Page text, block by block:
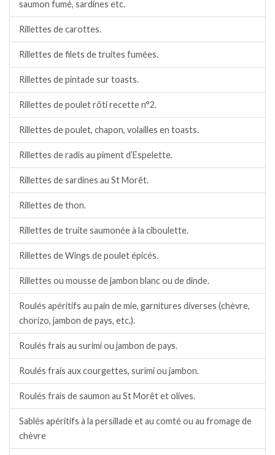
saumon fumé, sardines etc.
Rillettes de carottes.
Rillettes de filets de truites fumées.
Rillettes de pintade sur toasts.
Rillettes de poulet rôti recette n°2.
Rillettes de poulet, chapon, volailles en toasts.
Rillettes de radis au piment d’Espelette.
Rillettes de sardines au St Morêt.
Rillettes de thon.
Rillettes de truite saumonée à la ciboulette.
Rillettes de Wings de poulet épicés.
Rillettes ou mousse de jambon blanc ou de dinde.
Roulés apéritifs au pain de mie, garnitures diverses (chèvre,
chorizo, jambon de pays, etc.).
Roulés frais au surimi ou jambon de pays.
Roulés frais aux courgettes, surimi ou jambon.
Roulés frais de saumon au St Morêt et olives.
Sablés apéritifs à la persillade et au comté ou au fromage de
chèvre